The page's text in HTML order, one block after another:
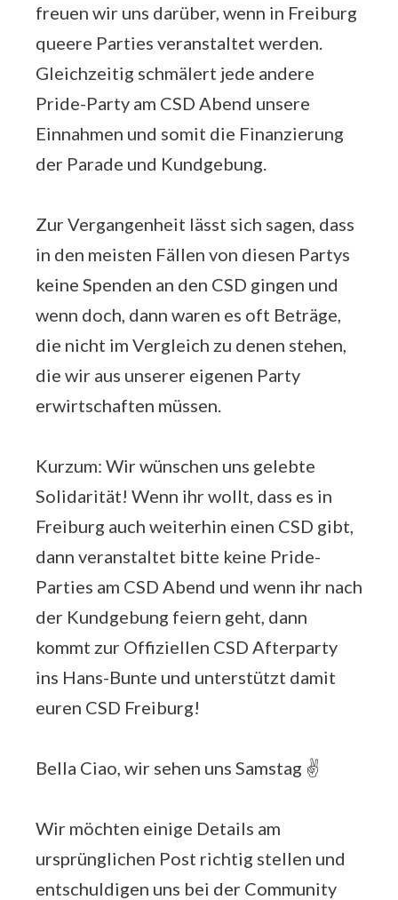
freuen wir uns darüber, wenn in Freiburg
queere Parties veranstaltet werden.
Gleichzeitig schmälert jede andere
Pride-Party am CSD Abend unsere
Einnahmen und somit die Finanzierung
der Parade und Kundgebung.
Zur Vergangenheit lässt sich sagen, dass
in den meisten Fällen von diesen Partys
keine Spenden an den CSD gingen und
wenn doch, dann waren es oft Beträge,
die nicht im Vergleich zu denen stehen,
die wir aus unserer eigenen Party
erwirtschaften müssen.
Kurzum: Wir wünschen uns gelebte
Solidarität! Wenn ihr wollt, dass es in
Freiburg auch weiterhin einen CSD gibt,
dann veranstaltet bitte keine Pride-
Parties am CSD Abend und wenn ihr nach
der Kundgebung feiern geht, dann
kommt zur Offiziellen CSD Afterparty
ins Hans-Bunte und unterstützt damit
euren CSD Freiburg!
Bella Ciao, wir sehen uns Samstag ✌️
Wir möchten einige Details am
ursprünglichen Post richtig stellen und
entschuldigen uns bei der Community